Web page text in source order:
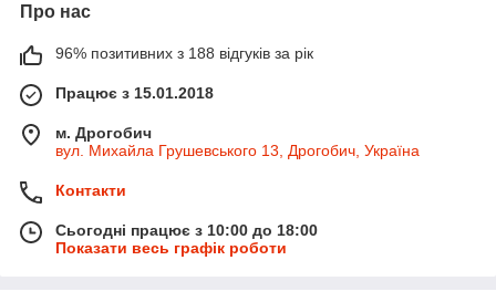
Про нас
96% позитивних з 188 відгуків за рік
Працює з 15.01.2018
м. Дрогобич
вул. Михайла Грушевського 13, Дрогобич, Україна
Контакти
Сьогодні працює з 10:00 до 18:00
Показати весь графік роботи